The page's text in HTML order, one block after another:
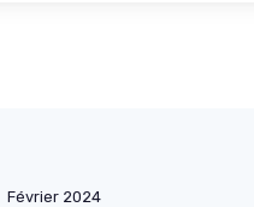
Février 2024